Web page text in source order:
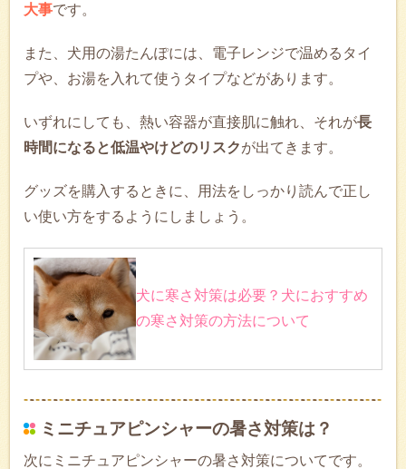
大事です。
また、犬用の湯たんぽには、電子レンジで温めるタイ
プや、お湯を入れて使うタイプなどがあります。
いずれにしても、熱い容器が直接肌に触れ、それが長
時間になると低温やけどのリスクが出てきます。
グッズを購入するときに、用法をしっかり読んで正し
い使い方をするようにしましょう。
犬に寒さ対策は必要？犬におすすめ
の寒さ対策の方法について
ミニチュアピンシャーの暑さ対策は？
次にミニチュアピンシャーの暑さ対策についてです。